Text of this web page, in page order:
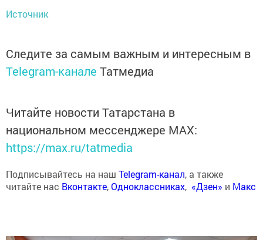
Источник
Следите за самым важным и интересным в
Telegram-канале Татмедиа
Читайте новости Татарстана в
национальном мессенджере MАХ:
https://max.ru/tatmedia
Подписывайтесь на наш Telegram-канал, а также
читайте нас Вконтакте,Одноклассниках, «Дзен» и Макс